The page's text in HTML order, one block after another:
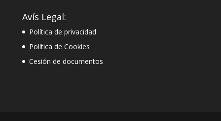
Avís Legal:
Política de privacidad
Política de Cookies
Cesión de documentos